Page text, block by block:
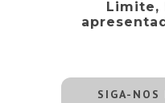
Limite,
SIGA-NOS